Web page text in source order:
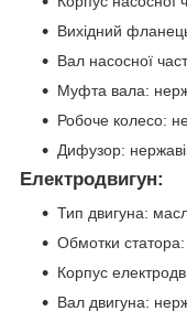
Вихідний
Вал насосної
Муфта вала:
Робоче колесо:
Дифузор:
Електродвигун:
Тип двигуна:
Обмотки статора:
Корпус
Вал двигуна: